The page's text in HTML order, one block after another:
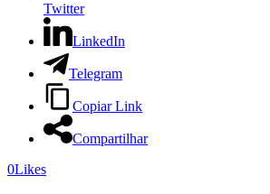
Twitter
LinkedIn
Telegram
Copiar Link
Compartilhar
0Likes